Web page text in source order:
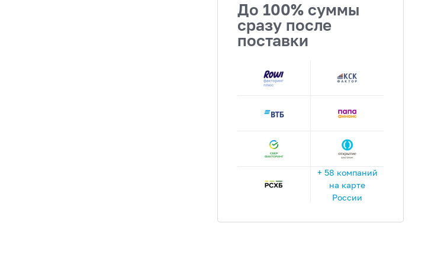
До 100% суммы
сразу после
поставки
+ 58 компаний
на карте
России